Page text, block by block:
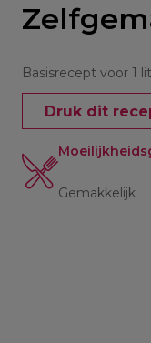
Basisrecept voor 1
Druk dit
Gemakkelijk